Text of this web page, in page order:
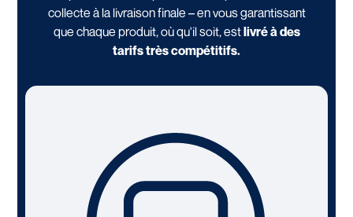
collecte à la livraison finale – en vous garantissant
que chaque produit, où qu'il soit, estlivré à des
tarifs très compétitifs.